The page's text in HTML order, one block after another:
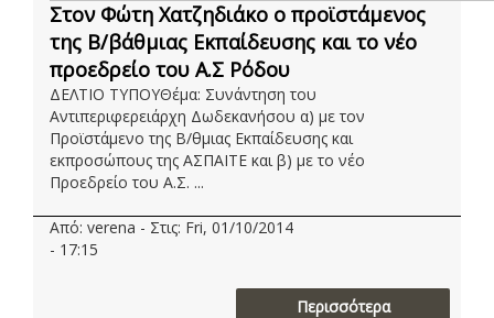
Στον Φώτη Χατζηδιάκο ο προϊστάμενος
της Β/βάθμιας Εκπαίδευσης και το νέο
προεδρείο του Α.Σ Ρόδου
ΔΕΛΤΙΟ ΤΥΠΟΥΘέμα: Συνάντηση του
Αντιπεριφερειάρχη Δωδεκανήσου α) με τον
Προϊστάμενο της Β/θμιας Εκπαίδευσης και
εκπροσώπους της ΑΣΠΑΙΤΕ και β) με το νέο
Προεδρείο του Α.Σ. ...
Από: verena - Στις: Fri, 01/10/2014
- 17:15
Περισσότερα